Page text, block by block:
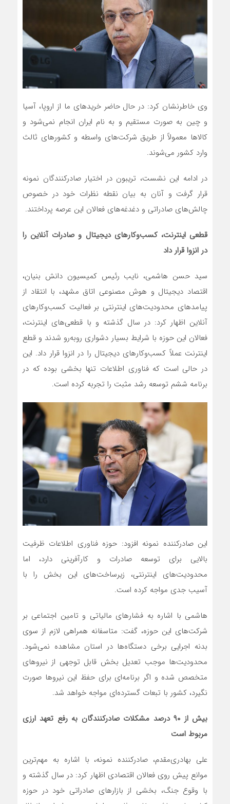
وی خاطرنشان کرد: در حال حاضر خریدهای ما از اروپا، آسیا
و چین به صورت مستقیم و به نام ایران انجام نمی‌شود و
کالاها معمولاً از طریق شرکت‌های واسطه و کشورهای ثالث
وارد کشور می‌شوند.
در ادامه این نشست، تریبون در اختیار صادرکنندگان نمونه
قرار گرفت و آنان به بیان نقطه نظرات خود در خصوص
چالش‌های صادراتی و دغدغه‌های فعالان این عرصه پرداختند.
قطعی اینترنت، کسب‌وکارهای دیجیتال و صادرات آنلاین را
در انزوا قرار داد
سید حسن هاشمی، نایب رئیس کمیسیون دانش بنیان،
اقتصاد دیجیتال و هوش مصنوعی اتاق مشهد، با انتقاد از
پیامدهای محدودیت‌های اینترنتی بر فعالیت کسب‌وکارهای
آنلاین اظهار کرد: در سال گذشته و با قطعی‌های اینترنت،
فعالان این حوزه با شرایط بسیار دشواری روبه‌رو شدند و قطع
اینترنت عملاً کسب‌وکارهای دیجیتال را در انزوا قرار داد. این
در حالی است که فناوری اطلاعات تنها بخشی بوده که در
برنامه ششم توسعه رشد مثبت را تجربه کرده است.
این صادرکننده نمونه افزود: حوزه فناوری اطلاعات ظرفیت
بالایی برای توسعه صادرات و کارآفرینی دارد، اما
محدودیت‌های اینترنتی، زیرساخت‌های این بخش را با
آسیب جدی مواجه کرده است.
هاشمی با اشاره به فشارهای مالیاتی و تامین اجتماعی بر
شرکت‌های این حوزه، گفت: متاسفانه همراهی لازم از سوی
بدنه اجرایی برخی دستگاه‌ها در استان مشاهده نمی‌شود.
محدودیت‌ها موجب تعدیل بخش قابل توجهی از نیروهای
متخصص شده و اگر برنامه‌ای برای حفظ این نیروها صورت
نگیرد، کشور با تبعات گسترده‌ای مواجه خواهد شد.
بیش از ۹۰درصد مشکلات صادرکنندگان به رفع تعهد ارزی
مربوط است
علی بهادری‌مقدم، صادرکننده نمونه، با اشاره به مهم‌ترین
موانع پیش روی فعالان اقتصادی اظهار کرد: در سال گذشته و
با وقوع جنگ، بخشی از بازارهای صادراتی خود در حوزه